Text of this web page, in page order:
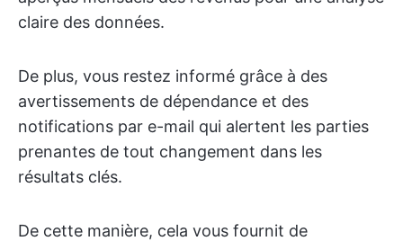
claire des données.
De plus, vous restez informé grâce à des
avertissements de dépendance et des
notifications par e-mail qui alertent les parties
prenantes de tout changement dans les
résultats clés.
De cette manière, cela vous fournit de